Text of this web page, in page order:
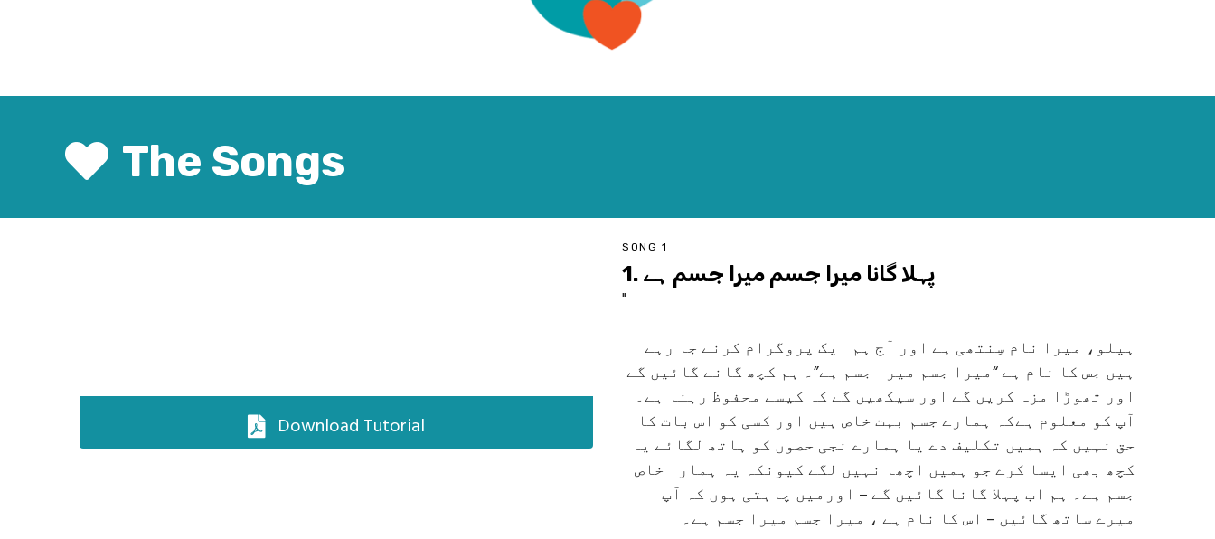
The Songs
Download Tutorial
SONG 1
1. پہلا گانا میرا جسم میرا جسم ہے
"
ہیلو، میرا نام سِنتھی ہے اور آج ہم ایک پروگرام کرنے جا رہے
ہیں جس کا نام ہے “میرا جسم میرا جسم ہے”۔ ہم کچھ گانے گائیں گے
اور تھوڑا مزہ کریں گے اور سیکھیں گے کہ کیسے محفوظ رہنا ہے۔
آپ کو معلوم ہےکہ ہمارے جسم بہت خاص ہیں اور کسی کو اس بات کا
حق نہیں کہ ہمیں تکلیف دے یا ہمارے نجی حصوں کو ہاتھ لگائے یا
کچھ بھی ایسا کرے جو ہمیں اچھا نہیں لگے کیونکہ یہ ہمارا خاص
جسم ہے۔ ہم اب پہلا گانا گائیں گے – اورمیں چاہتی ہوں کہ آپ
میرے ساتھ گائیں – اس کا نام ہے ، میرا جسم میرا جسم ہے۔